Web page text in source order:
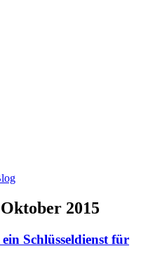
Oktober 2015
Schlüsseldienst für